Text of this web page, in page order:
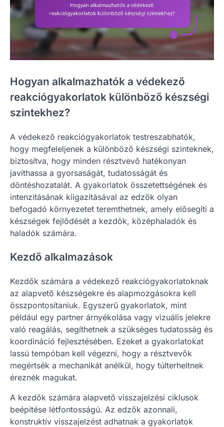
Hogyan alkalmazhatók a védekező
reakciógyakorlatok különböző készségi
szintekhez?
A védekező reakciógyakorlatok testreszabhatók,
hogy megfeleljenek a különböző készségi szinteknek,
biztosítva, hogy minden résztvevő hatékonyan
javíthassa a gyorsaságát, tudatosságát és
döntéshozatalát. A gyakorlatok összetettségének és
intenzitásának kiigazításával az edzők olyan
befogadó környezetet teremthetnek, amely elősegíti a
készségek fejlődését a kezdők, középhaladók és
haladók számára.
Kezdő alkalmazások
Kezdők számára a védekező reakciógyakorlatoknak
az alapvető készségekre és alapmozgásokra kell
összpontosítaniuk. Egyszerű gyakorlatok, mint
például egy partner árnyékolása vagy vizuális jelekre
való reagálás, segíthetnek a szükséges tudatosság és
koordináció fejlesztésében. Ezeket a gyakorlatokat
lassú tempóban kell végezni, hogy a résztvevők
megértsék a mechanikát anélkül, hogy túlterheltnek
éreznék magukat.
A kezdők számára alapvető visszajelzési ciklusok
beépítése létfontosságú. Az edzők azonnali,
konstruktív visszajelzést adhatnak a gyakorlatok